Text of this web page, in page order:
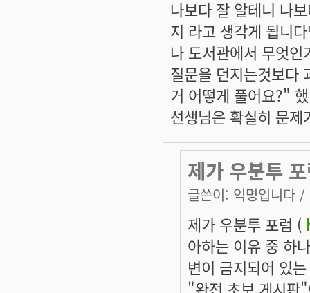
나보다 잘 알테니 나
지 라고 생각게 됩니
나 도서관에서 무엇
질문을 던지는것보다
거 어떻게 풀어요?"
선생님은 확실히 문
제가 우분투
글쓴이: 익명입니다 /
제가 우분투 포럼 (
아하는 이유 중 하
변이 금지되어 있
"완전 초보 게시판